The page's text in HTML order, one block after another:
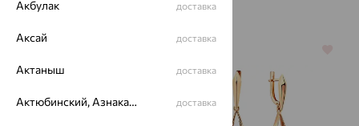
Акбулак доставка
Аксай доставка
Актаныш доставка
Актюбинский, Азнакаевский район доставка